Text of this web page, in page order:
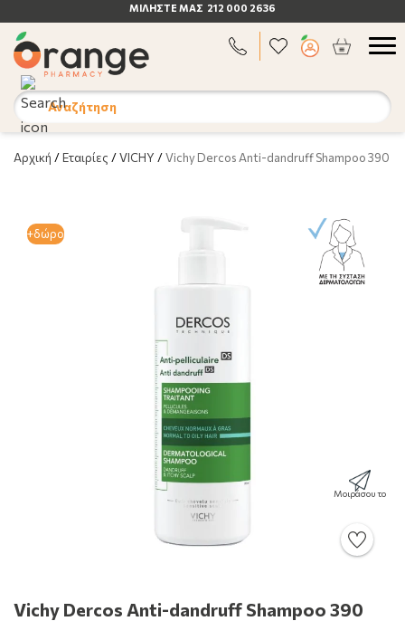
ΜΙΛΗΣΤΕ ΜΑΣ 212 000 2636
Αναζήτηση
Αρχική /Εταιρίες /VICHY /Vichy Dercos Anti-dandruff Shampoo 390
+δώρο
Μοιράσου το
Vichy Dercos Anti-dandruff Shampoo 390